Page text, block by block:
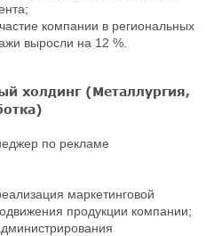
компании в региональных
выросли на 12 %.
холдинг (Металлургия,
по рекламе
маркетинговой
продукции компании;